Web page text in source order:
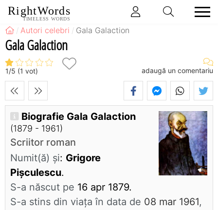
RightWords
TIMELESS WORDS
Autori celebri Gala Galaction
Gala Galaction
1/5 (1 vot) adaugă un comentariu
Biografie Gala Galaction
(1879 - 1961)
Scriitor roman
Numit(ă) și: Grigore
Pişculescu.
S-a născut pe 16 apr 1879.
S-a stins din viaţa în data de 08 mar 1961,